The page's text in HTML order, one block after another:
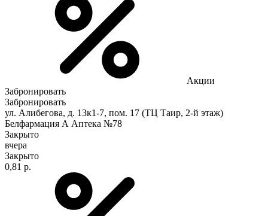
Акции
Забронировать
Забронировать
ул. Алибегова, д. 13к1-7, пом. 17 (ТЦ Таир, 2-й этаж)
Белфармация А Аптека №78
Закрыто
вчера
Закрыто
0,81 р.